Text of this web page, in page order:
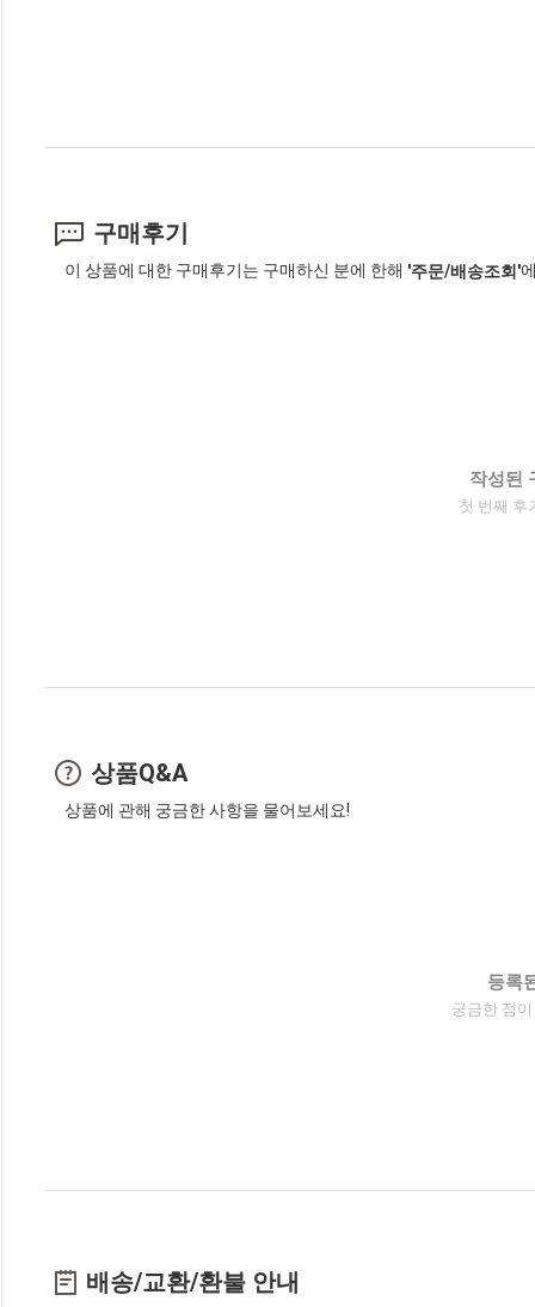
구매후기
이 상품에 대한 구매후기는 구매하신 분에 한해 '주문/배송조회'
작성된
첫 번째 후
상품Q&A
상품에 관해 궁금한 사항을 물어보세요!
등록
궁금한 점
배송/교환/환불 안내